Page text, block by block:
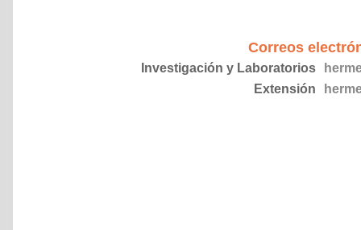
Correos
Investigación y Laboratorios
Extensión